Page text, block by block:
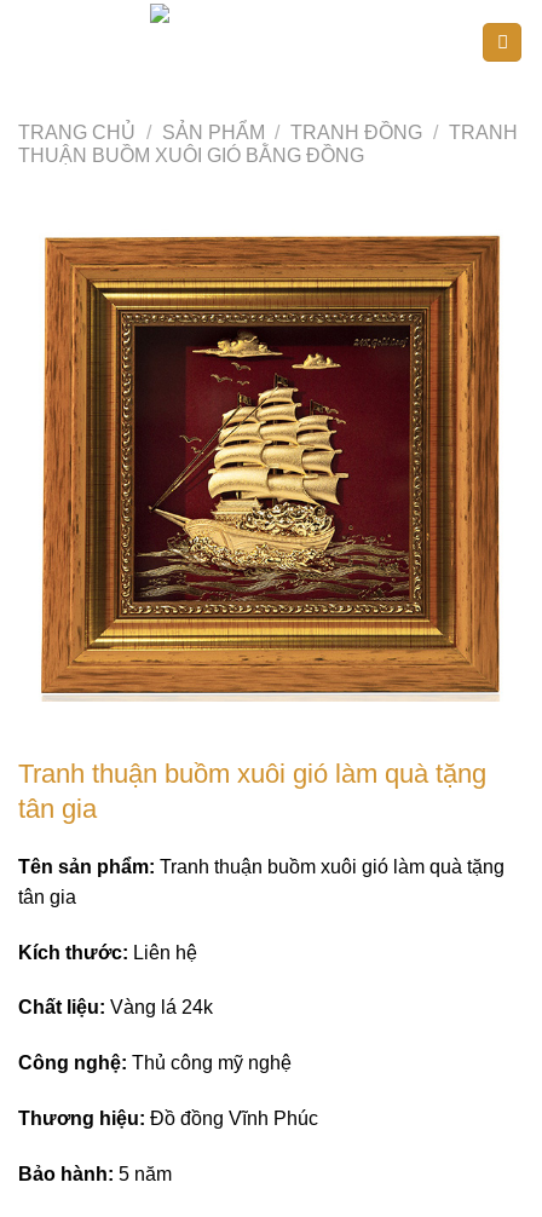
TRANG CHỦ / SẢN PHẨM / TRANH ĐỒNG / TRANH
THUẬN BUỒM XUÔI GIÓ BẰNG ĐỒNG
Tranh thuận buồm xuôi gió làm quà tặng
tân gia
Tên sản phẩm: Tranh thuận buồm xuôi gió làm quà tặng
tân gia
Kích thước: Liên hệ
Chất liệu: Vàng lá 24k
Công nghệ: Thủ công mỹ nghệ
Thương hiệu: Đồ đồng Vĩnh Phúc
Bảo hành: 5 năm